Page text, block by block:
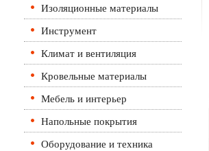
Изоляционные материалы
Инструмент
Климат и вентиляция
Кровельные материалы
Мебель и интерьер
Напольные покрытия
Оборудование и техника